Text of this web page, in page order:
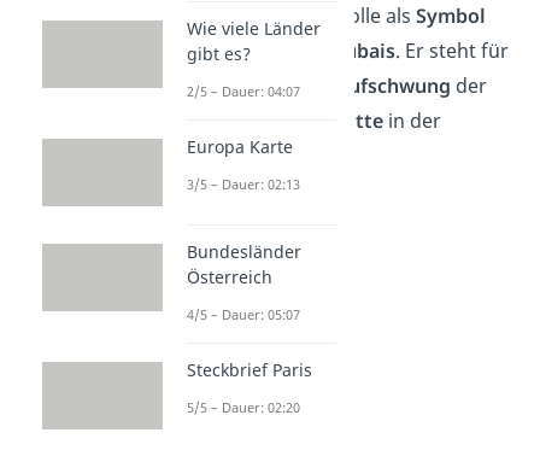
zudem eine wichtige Rolle alsSymbol
für die Entwicklung Dubais. Er steht für
den wirtschaftlichen
Aufschwung der
Fortschritte in der
modernen Baukunst.
Wie viele Länder
gibt es?
2/5 – Dauer: 04:07
Europa Karte
3/5 – Dauer: 02:13
Bundesländer
Österreich
4/5 – Dauer: 05:07
Steckbrief Paris
5/5 – Dauer: 02:20